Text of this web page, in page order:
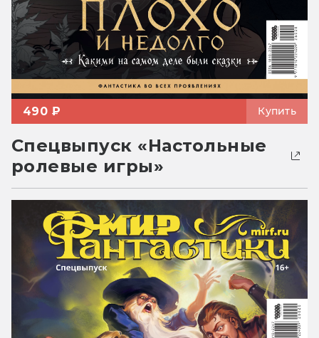
490 ₽ Купить
Спецвыпуск «Настольные
ролевые игры»